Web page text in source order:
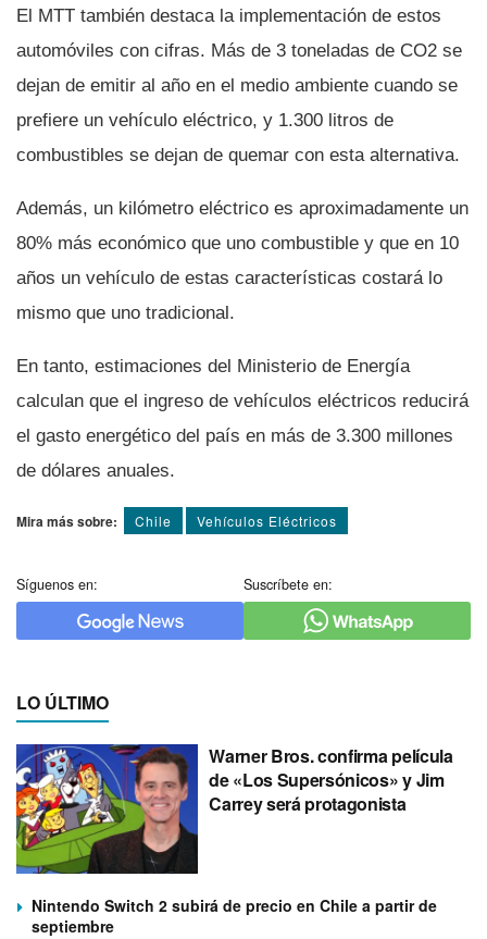
El MTT también destaca la implementación de estos
automóviles con cifras. Más de 3 toneladas de CO2 se
dejan de emitir al año en el medio ambiente cuando se
prefiere un vehí­culo eléctrico, y 1.300 litros de
combustibles se dejan de quemar con esta alternativa.
Además, un kilómetro eléctrico es aproximadamente un
80% más económico que uno combustible y que en 10
años un vehí­culo de estas caracterí­sticas costará lo
mismo que uno tradicional.
En tanto, estimaciones del Ministerio de Energí­a
calculan que el ingreso de vehí­culos eléctricos reducirá
el gasto energético del paí­s en más de 3.300 millones
de dólares anuales.
Mira más sobre: Chile Vehí­culos Eléctricos
Síguenos en: Suscríbete en:
LO ÚLTIMO
Warner Bros. confirma película
de «Los Supersónicos» y Jim
Carrey será protagonista
Nintendo Switch 2 subirá de precio en Chile a partir de
septiembre